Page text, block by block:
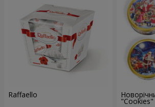
Raffaello
"Cookies"